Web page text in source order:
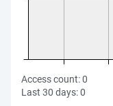
Access count:0
Last 30 days:0